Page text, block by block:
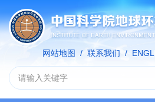
网站地图 / 联系我们 /